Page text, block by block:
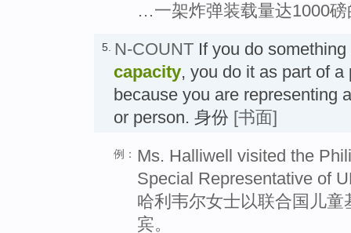
…一架炸弹装载量达1000磅
5. N-COUNT If you do something
capacity, you do it as part of
because you are representing
or person. 身份 [书面]
例： Ms. Halliwell visited the
Special Representative of
哈利韦尔女士以联合国儿
宾。